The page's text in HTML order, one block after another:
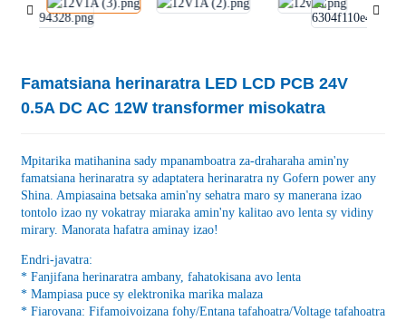
Famatsiana herinaratra LED LCD PCB 24V
0.5A DC AC 12W transformer misokatra
Mpitarika matihanina sady mpanamboatra za-draharaha amin'ny
famatsiana herinaratra sy adaptatera herinaratra ny Gofern power any
Shina. Ampiasaina betsaka amin'ny sehatra maro sy manerana izao
tontolo izao ny vokatray miaraka amin'ny kalitao avo lenta sy vidiny
mirary. Manorata hafatra aminay izao!
Endri-javatra:
* Fanjifana herinaratra ambany, fahatokisana avo lenta
* Mampiasa puce sy elektronika marika malaza
* Fiarovana: Fifamoivoizana fohy/Entana tafahoatra/Voltage tafahoatra